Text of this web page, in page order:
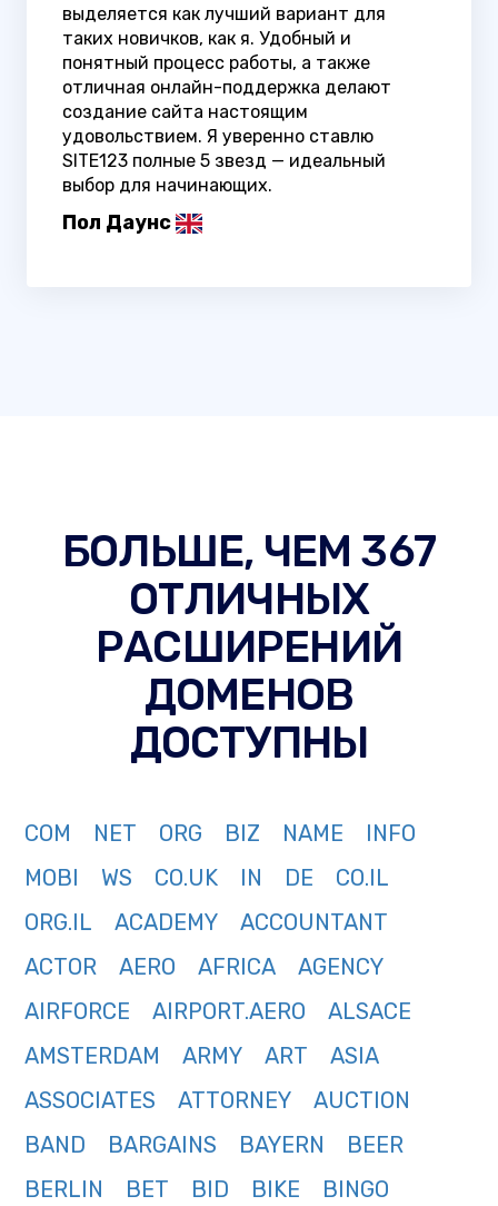
выделяется как лучший вариант для
таких новичков, как я. Удобный и
понятный процесс работы, а также
отличная онлайн-поддержка делают
создание сайта настоящим
удовольствием. Я уверенно ставлю
SITE123 полные 5 звезд — идеальный
выбор для начинающих.
Пол Даунс
БОЛЬШЕ, ЧЕМ 367
ОТЛИЧНЫХ
РАСШИРЕНИЙ
ДОМЕНОВ
ДОСТУПНЫ
COM NET ORG BIZ NAME
INFO
MOBI
WS CO.UK IN DE
CO.IL
ORG.IL
ACADEMY
ACCOUNTANT
ACTOR
AERO AFRICA
AGENCY
AIRFORCE
AIRPORT.AERO
ALSACE
AMSTERDAM
ARMY ART
ASIA
ASSOCIATES
ATTORNEY
AUCTION
BAND
BARGAINS BAYERN
BEER
BERLIN
BET BID BIKE
BINGO